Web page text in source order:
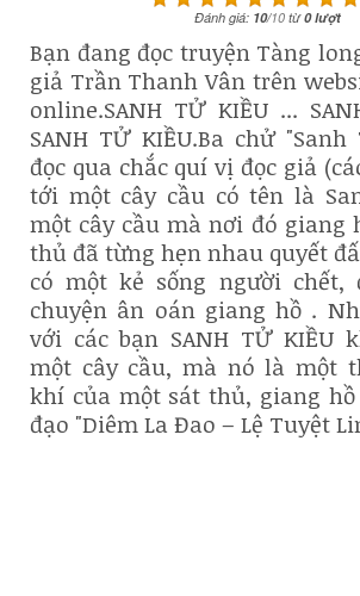
Đánh giá: 10/10từ0lượt
Bạn đang đọc truyện Tàng
giả Trần Thanh Vân trên
online.SANH TỬ KIỀU ...
SANH TỬ KIỀU.Ba chử
đọc qua chắc quí vị đọc giả
tới một cây cầu có tên là
một cây cầu mà nơi đó giang
thủ đã từng hẹn nhau quyết
có một kẻ sống người chết,
chuyện ân oán giang hồ .
với các bạn SANH TỬ KIỀU
một cây cầu, mà nó là một
khí của một sát thủ, giang
đạo "Diêm La Đao – Lệ Tuyệt